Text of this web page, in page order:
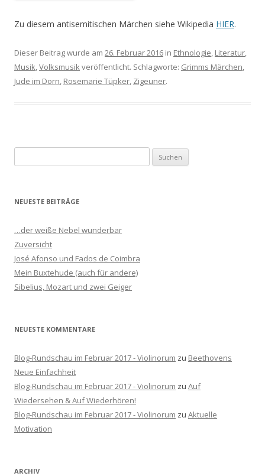
Zu diesem antisemitischen Märchen siehe Wikipedia HIER.
Dieser Beitrag wurde am 26. Februar 2016 in Ethnologie, Literatur,
Musik,Volksmusikveröffentlicht. Schlagworte: Grimms Märchen,
Jude im Dorn, Rosemarie Tüpker, Zigeuner.
u
h
n
a
c
h
NEUESTE BEITRÄGE
…der weiße Nebel wunderbar
Zuversicht
José Afonso und Fados de Coimbra
Mein Buxtehude (auch für andere)
Sibelius, Mozart und zwei Geiger
NEUESTE KOMMENTARE
Blog-Rundschau im Februar 2017 - Violinorum zu Beethovens
Neue Einfachheit
Blog-Rundschau im Februar 2017 - Violinorum zu Auf
Wiedersehen & Auf Wiederhören!
Blog-Rundschau im Februar 2017 - Violinorum zu Aktuelle
Motivation
ARCHIV